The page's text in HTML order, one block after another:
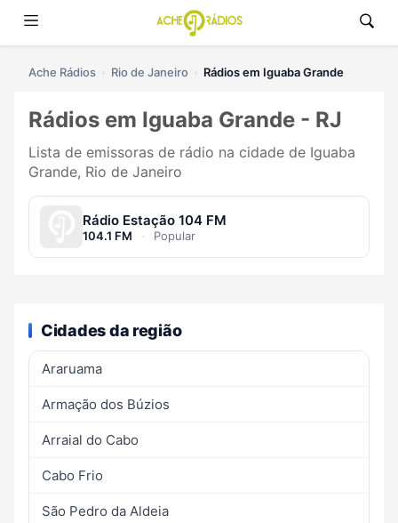
Ache Rádios Rio de Janeiro Rádios em Iguaba Grande
Rádios em Iguaba Grande - RJ
Lista de emissoras de rádio na cidade de Iguaba
Grande, Rio de Janeiro
Rádio Estação 104 FM
104.1 FM · Popular
Cidades da região
Araruama
Armação dos Búzios
Arraial do Cabo
Cabo Frio
São Pedro da Aldeia